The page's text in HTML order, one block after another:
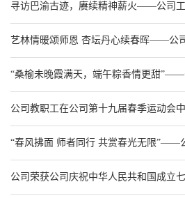
公司教职工在公司第十九届春季运动会